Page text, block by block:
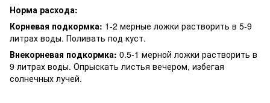
Норма расхода:
Корневая подкормка: 1-2 мерные ложки растворить в 5-9
литрах воды. Поливать под куст.
Внекорневая подкормка: 0.5-1 мерной ложки растворить в
9 литрах воды. Опрыскать листья вечером, избегая
солнечных лучей.